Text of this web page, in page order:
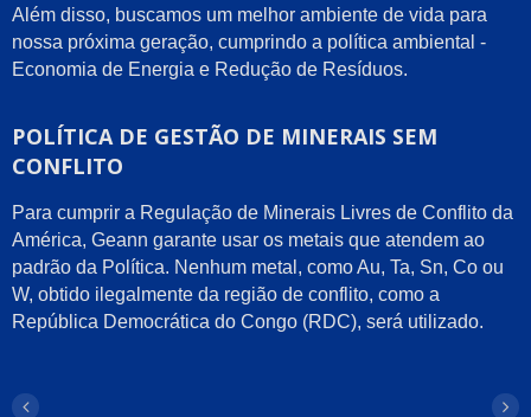
Além disso, buscamos um melhor ambiente de vida para
nossa próxima geração, cumprindo a política ambiental -
Economia de Energia e Redução de Resíduos.
POLÍTICA DE GESTÃO DE MINERAIS SEM
CONFLITO
Para cumprir a Regulação de Minerais Livres de Conflito da
América, Geann garante usar os metais que atendem ao
padrão da Política. Nenhum metal, como Au, Ta, Sn, Co ou
W, obtido ilegalmente da região de conflito, como a
República Democrática do Congo (RDC), será utilizado.